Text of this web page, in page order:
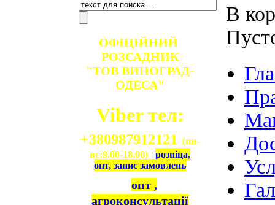
ОФІЦІЙНИЙ
РОЗСАДНИК
"ТОВ ВИНОГРАД-
ОДЕСА"
Viber тел:
+380987912121 (пн-
вс:9.00-18.00) розніца,
опт, запис замовлень
опт ,
агроконсультації
В